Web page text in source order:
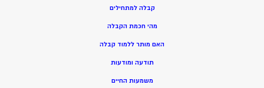
קבלה למתחילים
מהי חכמת הקבלה
האם מותר ללמוד קבלה
תודעה ומודעות
משמעות החיים